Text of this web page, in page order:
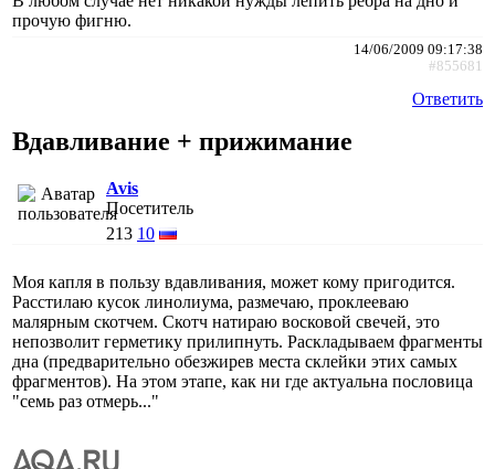
прочую фигню.
14/06/2009 09:17:38
#855681
Ответить
Вдавливание + прижимание
Avis
Посетитель
213 10
Моя капля в пользу вдавливания, может кому пригодится.
Расстилаю кусок линолиума, размечаю, проклееваю
малярным скотчем. Скотч натираю восковой свечей, это
непозволит герметику прилипнуть. Раскладываем фрагменты
дна (предварительно обезжирев места склейки этих самых
фрагментов). На этом этапе, как ни где актуальна пословица
"семь раз отмерь..."